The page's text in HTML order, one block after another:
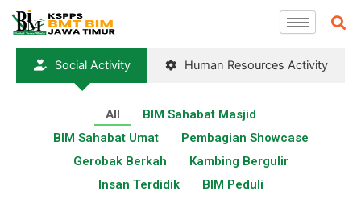
Lewati
konten
Social Activity Human Resources Activity
All
BIM Sahabat Masjid
BIM Sahabat Umat
Pembagian Showcase
Gerobak Berkah
Kambing Bergulir
Insan Terdidik
BIM Peduli